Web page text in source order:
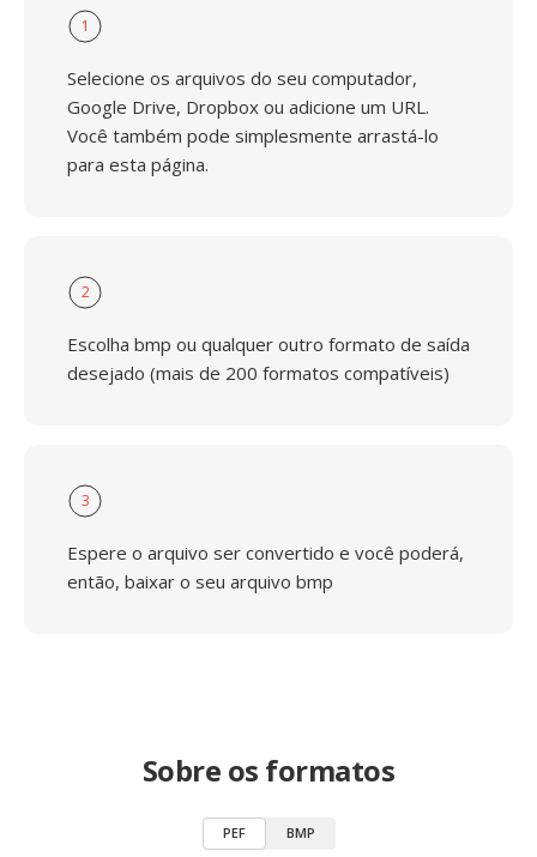
1
Selecione os arquivos do seu computador,
Google Drive, Dropbox ou adicione um URL.
Você também pode simplesmente arrastá-lo
para esta página.
2
Escolha bmp ou qualquer outro formato de saída
desejado (mais de 200 formatos compatíveis)
3
Espere o arquivo ser convertido e você poderá,
então, baixar o seu arquivo bmp
Sobre os formatos
PEF BMP